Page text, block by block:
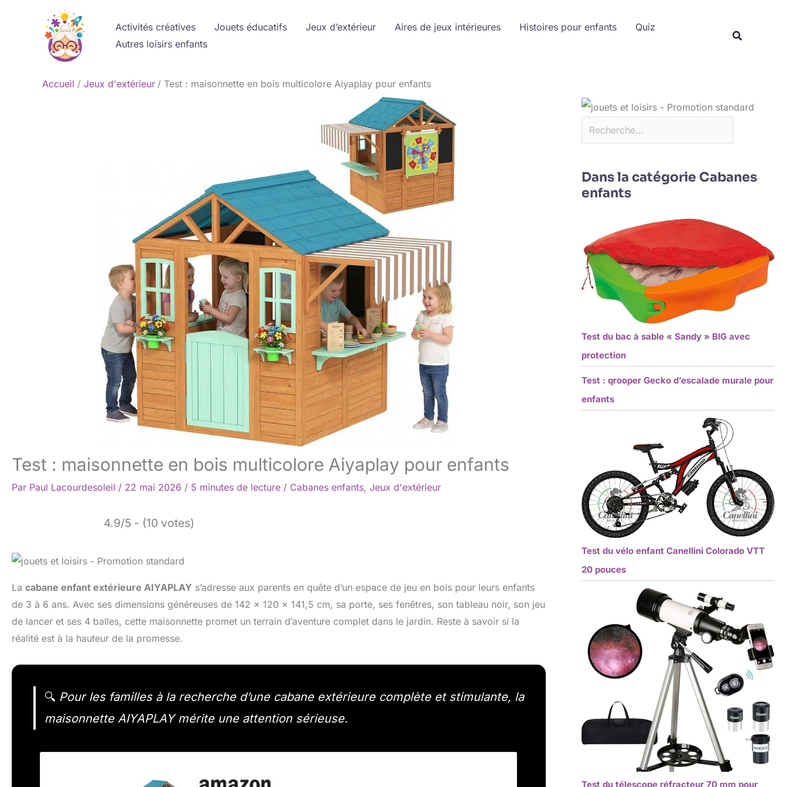
Activités créatives Jouets éducatifs Jeux d’extérieur Aires de jeux intérieures Histoires pour enfants
Quiz
Autres loisirs enfants
Accueil Jeux d'extérieur Test : maisonnette en bois multicolore Aiyaplay pour enfants
Test : maisonnette en bois multicolore Aiyaplay pour enfants
Par Paul Lacourdesoleil / 22 mai 2026 / 5 minutes de lecture / Cabanes enfants, Jeux d'extérieur
4.9/5 - (10 votes)
La cabane enfant extérieure AIYAPLAY s’adresse aux parents en quête d’un espace de jeu en bois pour leurs enfants
de 3 à 6 ans. Avec ses dimensions généreuses de 142 x 120 x 141,5 cm, sa porte, ses fenêtres, son tableau noir, son jeu
de lancer et ses 4 balles, cette maisonnette promet un terrain d’aventure complet dans le jardin. Reste à savoir si la
réalité est à la hauteur de la promesse.
🔍 Pour les familles à la recherche d’une cabane extérieure complète et stimulante, la
maisonnette AIYAPLAY mérite une attention sérieuse.
Dans la catégorie Cabanes
enfants
Test du bac à sable « Sandy » BIG avec
protection
Test : qrooper Gecko d’escalade murale pour
enfants
Test du vélo enfant Canellini Colorado VTT
20 pouces
Test du télescope réfracteur 70 mm pour